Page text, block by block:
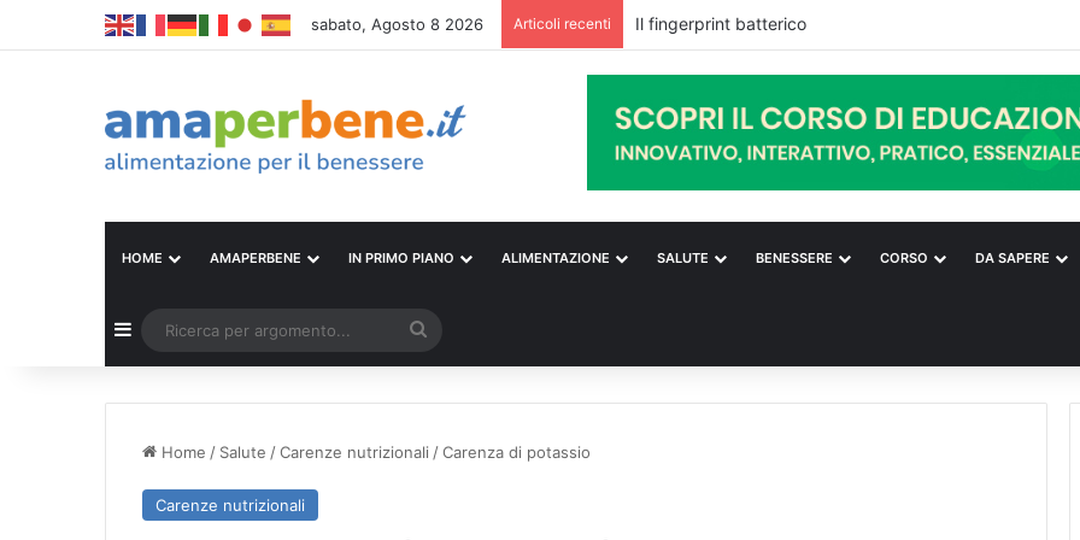
sabato, Agosto 8 2026 Articoli recenti Il fingerprint batterico
HOME AMAPERBENE IN PRIMO PIANO ALIMENTAZIONE SALUTE BENESSERE CORSO DA SAPERE
Barra laterale
per
Home / Salute /Carenze nutrizionali /Carenza di potassio
Carenze nutrizionali